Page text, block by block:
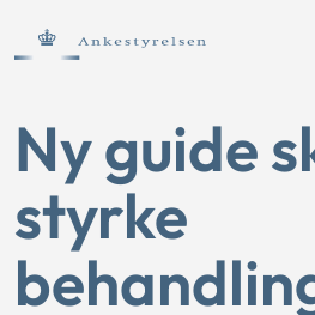
Ny guide
styrke